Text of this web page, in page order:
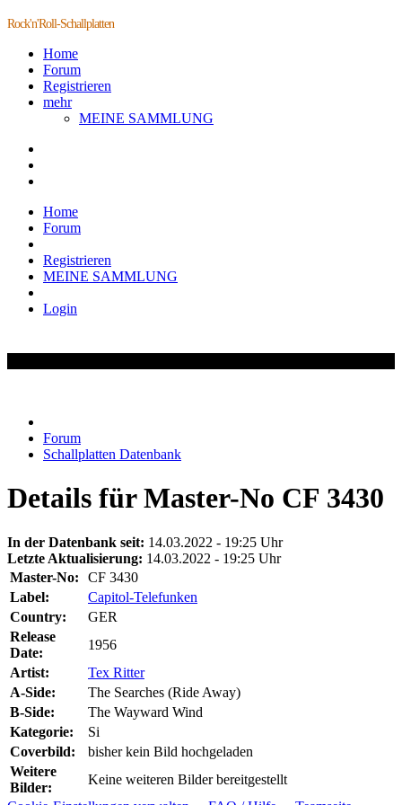
Rock'n'Roll-Schallplatten
Home
Forum
Registrieren
mehr
MEINE SAMMLUNG
Home
Forum
Registrieren
MEINE SAMMLUNG
Login
Forum
Schallplatten Datenbank
Details für Master-No CF 3430
In der Datenbank seit: 14.03.2022 - 19:25 Uhr
Letzte Aktualisierung: 14.03.2022 - 19:25 Uhr
Master-No:
CF 3430
Label:
Capitol-Telefunken
Country:
GER
Release
Date:
1956
Artist:
Tex Ritter
A-Side:
The Searches (Ride Away)
B-Side:
The Wayward Wind
Kategorie:
Si
Coverbild:
bisher kein Bild hochgeladen
Weitere
Bilder:
Keine weiteren Bilder bereitgestellt